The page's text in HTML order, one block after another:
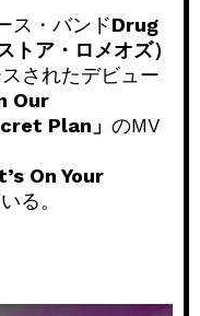
ス・バンドDrug
ア・ロメオズ）
されたデビュー
Our
Plan」 のMV
On Your
る。